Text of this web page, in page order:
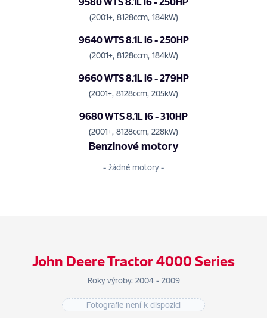
(2001+, 8128ccm, 184kW)
9640 WTS 8.1L I6 - 250HP
(2001+, 8128ccm, 184kW)
9660 WTS 8.1L I6 - 279HP
(2001+, 8128ccm, 205kW)
9680 WTS 8.1L I6 - 310HP
(2001+, 8128ccm, 228kW)
Benzinové motory
- žádné motory -
John Deere Tractor 4000 Series
Roky výroby: 2004 - 2009
Fotografie není k dispozici